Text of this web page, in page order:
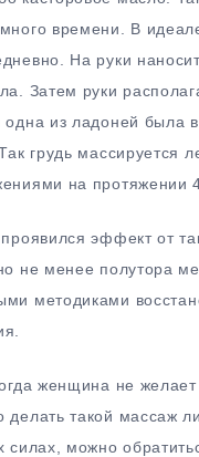
времени. В
На руки
Затем руки
из ладоней была
грудь массируется
на протяжении
эффект от
не менее полутора
методиками
женщина не желает
делать такой массаж
силах, можно